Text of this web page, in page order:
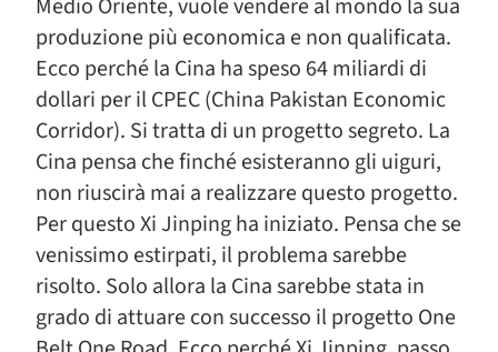
Medio Oriente, vuole vendere al mondo la sua
produzione più economica e non qualificata.
Ecco perché la Cina ha speso 64 miliardi di
dollari per il CPEC (China Pakistan Economic
Corridor). Si tratta di un progetto segreto. La
Cina pensa che finché esisteranno gli uiguri,
non riuscirà mai a realizzare questo progetto.
Per questo Xi Jinping ha iniziato. Pensa che se
venissimo estirpati, il problema sarebbe
risolto. Solo allora la Cina sarebbe stata in
grado di attuare con successo il progetto One